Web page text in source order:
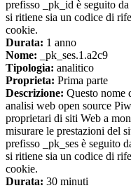
prefisso _pk_id è seguito
si ritiene sia un codice di
cookie.
Durata: 1 anno
Nome: _pk_ses.1.a2c9
Tipologia: analitico
Proprieta: Prima parte
Descrizione: Questo nome
analisi web open source
proprietari di siti Web a
misurare le prestazioni del
prefisso _pk_ses è seguito
si ritiene sia un codice di
cookie.
Durata: 30 minuti